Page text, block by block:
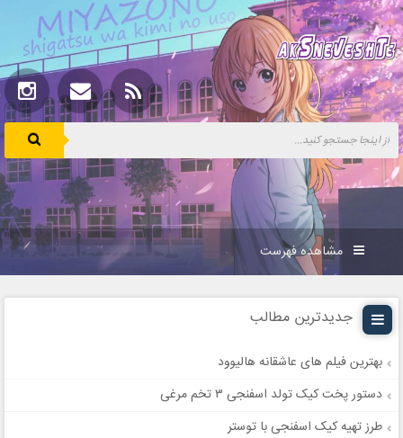
مشاهده فهرست
جدیدترین مطالب
بهترین فیلم های عاشقانه هالیوود
دستور پخت کیک تولد اسفنجی ۳ تخم مرغی
طرز تهیه کیک اسفنجی با توستر